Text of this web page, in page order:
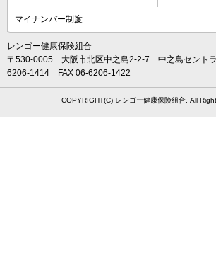
マイナンバー制度
レンゴー健康保険組合
〒530-0005 大阪市北区中之島2-2-7 中之島セント
6206-1414 FAX 06-6206-1422
COPYRIGHT(C) レンゴー健康保険組合. All